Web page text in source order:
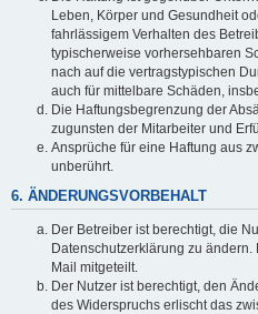
Leben, Körper und Gesundheit
fahrlässigem Verhalten des
typischerweise vorhersehbaren
nach auf die vertragstypischen
auch für mittelbare Schäden,
Die Haftungsbegrenzung der
zugunsten der Mitarbeiter und
Ansprüche für eine Haftung aus
unberührt.
6. ÄNDERUNGSVORBEHALT
Der Betreiber ist berechtigt, die
Datenschutzerklärung zu
Mail mitgeteilt.
Der Nutzer ist berechtigt, den
des Widerspruchs erlischt das